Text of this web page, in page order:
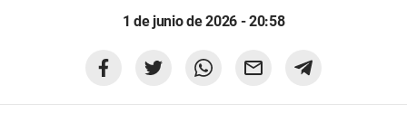
1 de junio de 2026 - 20:58